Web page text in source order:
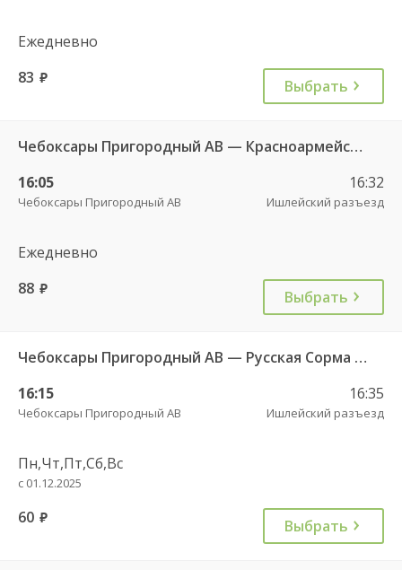
Ежедневно
83 руб. Выбрать
Чебоксары Пригородный АВ — Красноармейское с. ДКП 121
16:05
Чебоксары Пригородный АВ
16:32
Ишлейский разъезд
Ежедневно
88 руб. Выбрать
Чебоксары Пригородный АВ — Русская Сорма с. 128
16:15
Чебоксары Пригородный АВ
16:35
Ишлейский разъезд
Пн,Чт,Пт,Сб,Вс
с 01.12.2025
60 руб. Выбрать